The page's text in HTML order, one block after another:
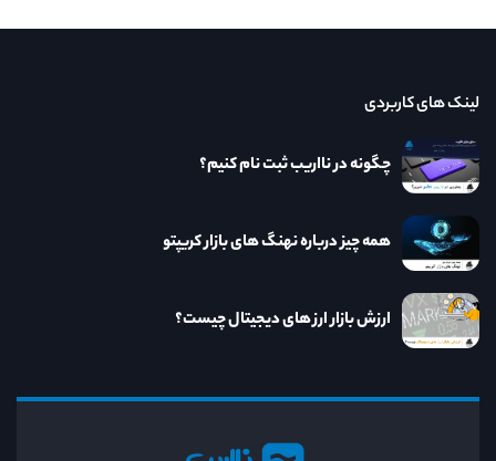
لینک های کاربردی
چگونه در نااریب ثبت نام کنیم؟
همه چیز درباره نهنگ های بازار کریپتو
ارزش بازار ارز های دیجیتال چیست؟